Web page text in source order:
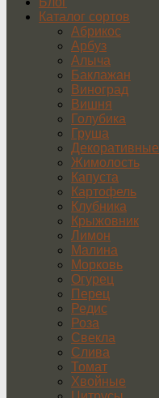
Каталог сортов
Абрикос
Арбуз
Алыча
Баклажан
Виноград
Вишня
Голубика
Груша
Декоративные
Жимолость
Капуста
Картофель
Клубника
Крыжовник
Лимон
Малина
Морковь
Огурец
Перец
Редис
Роза
Свекла
Слива
Томат
Хвойные